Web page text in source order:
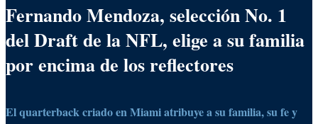
Fernando Mendoza, selección No. 1
del Draft de la NFL, elige a su familia
por encima de los reflectores
El quarterback criado en Miami atribuye a su familia, su fe y